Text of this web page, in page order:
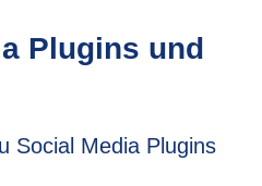
Plugins und
Social Media Plugins